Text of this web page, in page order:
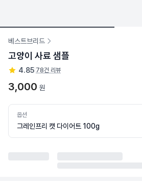
베스트브리드
고양이 사료 샘플
4.85 78건 리뷰
3,000 원
옵션
그레인프리 캣 다이어트 100g